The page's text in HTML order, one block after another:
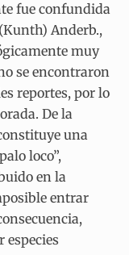
fue confundida
Anderb.,
muy
se encontraron
reportes, por lo
De la
una
loco”,
en la
entrar
especies